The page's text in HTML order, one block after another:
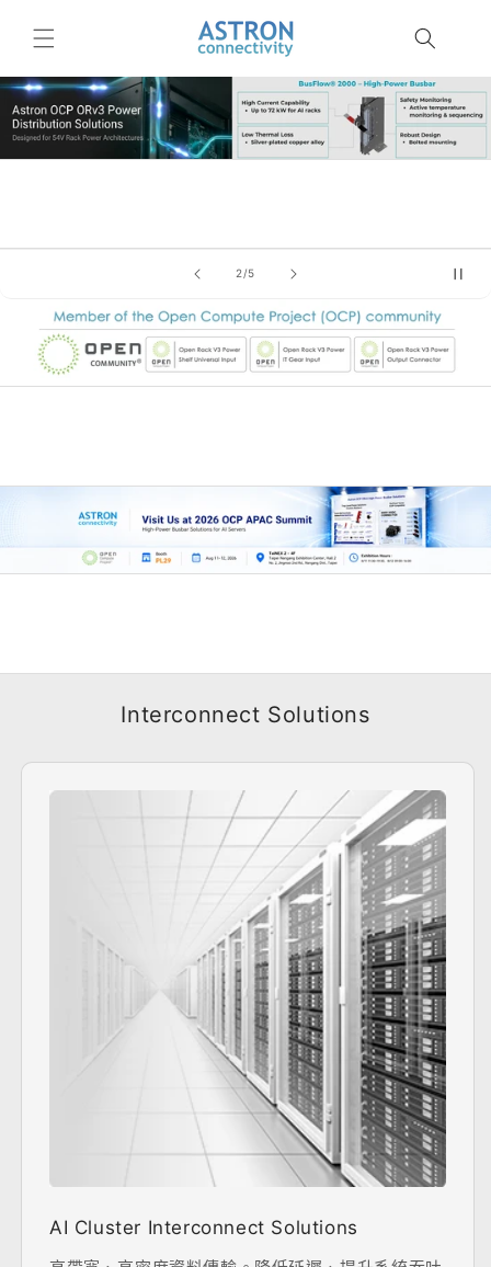
容
2//5
Interconnect Solutions
AI Cluster Interconnect Solutions